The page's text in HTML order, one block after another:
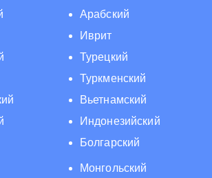
Арабский
Иврит
Турецкий
Туркменский
Вьетнамский
Индонезийский
Болгарский
Монгольский